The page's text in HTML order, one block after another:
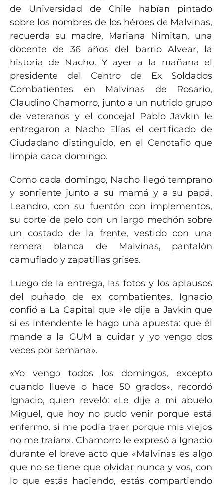
de Universidad de Chile habían pintado
sobre los nombres de los héroes de Malvinas,
recuerda su madre, Mariana Nimitan, una
docente de 36 años del barrio Alvear, la
historia de Nacho. Y ayer a la mañana el
presidente del Centro de Ex Soldados
Combatientes en Malvinas de Rosario,
Claudino Chamorro, junto a un nutrido grupo
de veteranos y el concejal Pablo Javkin le
entregaron a Nacho Elías el certificado de
Ciudadano distinguido, en el Cenotafio que
limpia cada domingo.
Como cada domingo, Nacho llegó temprano
y sonriente junto a su mamá y a su papá,
Leandro, con su fuentón con implementos,
su corte de pelo con un largo mechón sobre
un costado de la frente, vestido con una
remera blanca de Malvinas, pantalón
camuflado y zapatillas grises.
Luego de la entrega, las fotos y los aplausos
del puñado de ex combatientes, Ignacio
confió a La Capital que «le dije a Javkin que
si es intendente le hago una apuesta: que él
mande a la GUM a cuidar y yo vengo dos
veces por semana».
«Yo vengo todos los domingos, excepto
cuando llueve o hace 50 grados», recordó
Ignacio, quien reveló: «Le dije a mi abuelo
Miguel, que hoy no pudo venir porque está
enfermo, si me podía traer porque mis viejos
no me traían». Chamorro le expresó a Ignacio
durante el breve acto que «Malvinas es algo
que no se tiene que olvidar nunca y vos, con
lo que estás haciendo, estás compartiendo